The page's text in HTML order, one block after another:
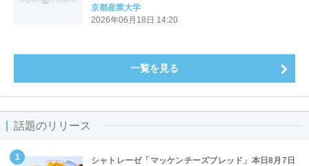
生限定のクローズ型マーケット「ふくとく。」を開催
京都産業大学
2026年06月18日 14:20
一覧を見る
話題のリリース
シャトレーゼ「マッケンチーズブレッド」本日8月7日